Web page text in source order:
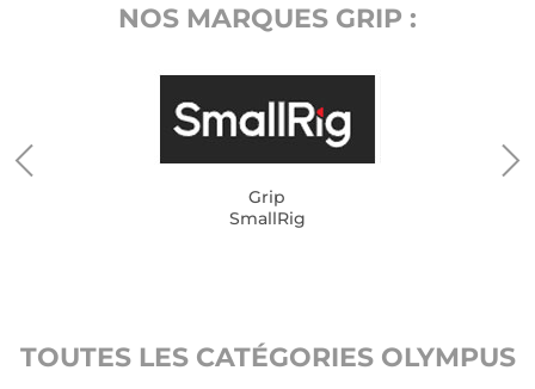
NOS MARQUES GRIP :
Grip
SmallRig
TOUTES LES CATÉGORIES OLYMPUS